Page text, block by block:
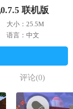
游戏
跑酷体验服版本
联机版
大小：25.5M
语言：中文
评论(0)